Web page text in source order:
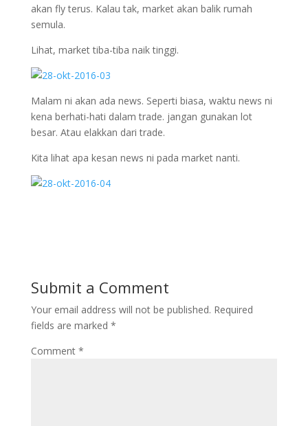
akan fly terus. Kalau tak, market akan balik rumah
semula.
Lihat, market tiba-tiba naik tinggi.
Malam ni akan ada news. Seperti biasa, waktu news ni
kena berhati-hati dalam trade. jangan gunakan lot
besar. Atau elakkan dari trade.
Kita lihat apa kesan news ni pada market nanti.
Submit a Comment
Your email address will not be published. Required
fields are marked *
Comment *